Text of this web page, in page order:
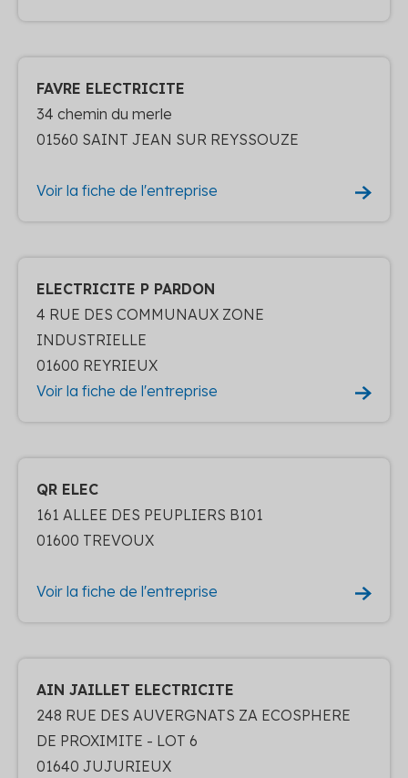
FAVRE ELECTRICITE
34 chemin du merle
01560 SAINT JEAN SUR REYSSOUZE
Voir la fiche de l'entreprise
ELECTRICITE P PARDON
4 RUE DES COMMUNAUX ZONE
INDUSTRIELLE
01600 REYRIEUX
Voir la fiche de l'entreprise
QR ELEC
161 ALLEE DES PEUPLIERS B101
01600 TREVOUX
Voir la fiche de l'entreprise
AIN JAILLET ELECTRICITE
248 RUE DES AUVERGNATS ZA ECOSPHERE
DE PROXIMITE - LOT 6
01640 JUJURIEUX